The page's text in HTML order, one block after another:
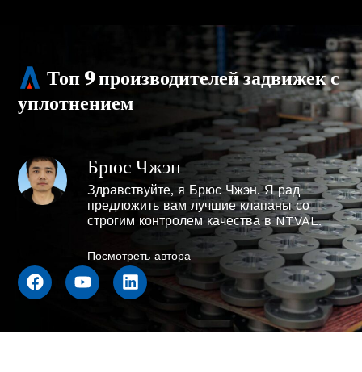
Топ 9 производителей задвижек с
уплотнением
Брюс Чжэн
Здравствуйте, я Брюс Чжэн. Я рад
предложить вам лучшие клапаны со
строгим контролем качества в NTVAL.
Посмотреть автора
F
a
Y
o
L
i